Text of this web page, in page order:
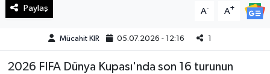
Paylaş A- A+
Mücahit KIR 05.07.2026 - 12:16 1
2026 FIFA Dünya Kupası'nda son 16 turunun